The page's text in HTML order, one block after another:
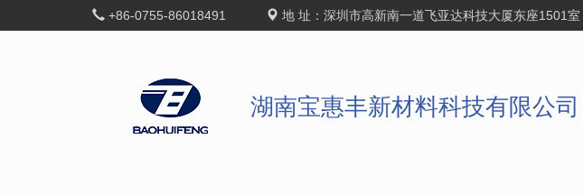
+86-0755-86018491 地 址：深圳市高新南一道飞亚达科技大厦东座1501室
湖南宝惠丰新材料科技有限公司